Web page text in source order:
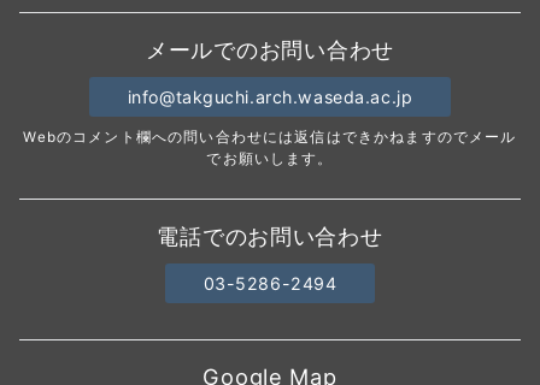
メールでのお問い合わせ
info@takguchi.arch.waseda.ac.jp
Webのコメント欄への問い合わせには返信はできかねますのでメール
でお願いします。
電話でのお問い合わせ
03-5286-2494
Google Map